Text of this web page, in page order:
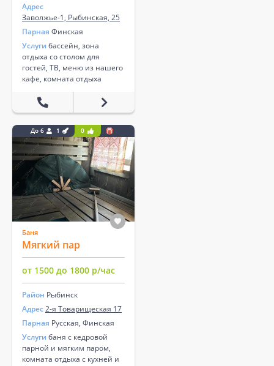
Адрес
Заволжье-1, Рыбинская, 25
Парная Финская
Услуги бассейн, зона
отдыха со столом для
гостей, ТВ, меню из нашего
кафе, комната отдыха
До 6 1 0
Баня
Мягкий пар
от 1500 до 1800 р/час
Район Рыбинск
Адрес2-я Товарищеская 17
Парная Русская, Финская
Услуги баня с кедровой
парной и мягким паром,
комната отдыха с кухней и